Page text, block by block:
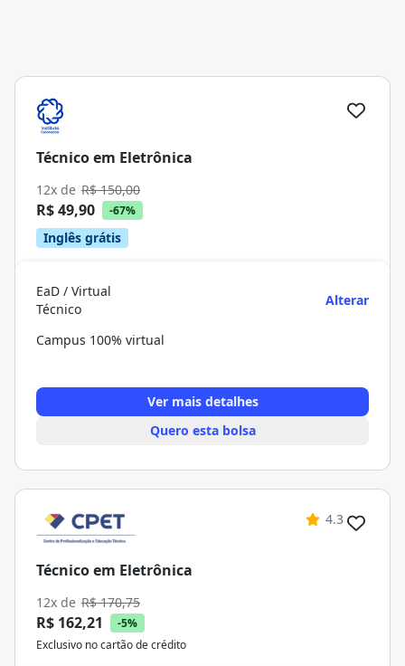
Técnico em Eletrônica
12x de R$ 150,00
R$ 49,90 -67%
Inglês grátis
EaD / Virtual
Técnico
Alterar
Campus 100% virtual
Ver mais detalhes
Quero esta bolsa
4.3
Técnico em Eletrônica
12x de R$ 170,75
R$ 162,21
-5%
Exclusivo no cartão de crédito